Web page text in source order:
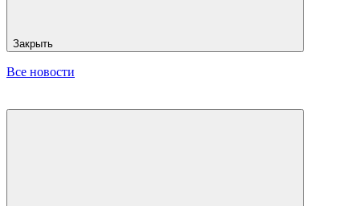
Закрыть
Все новости